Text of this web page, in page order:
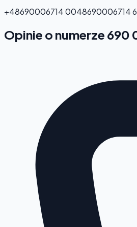
+486900067140048690006714
Opinie o numerze 690